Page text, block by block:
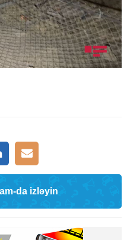
da izləyin